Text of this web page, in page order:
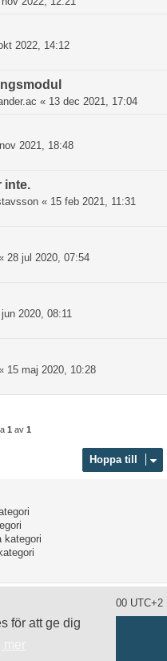
för att ge dig
2022, 14:12
« 13 dec 2021, 17:04
2021, 18:48
inte.
« 15 feb 2021, 11:31
28 jul 2020, 07:54
2020, 08:11
15 maj 2020, 10:28
1 av 1
Hoppa till
kategori
är UTC+02:00 UTC+2